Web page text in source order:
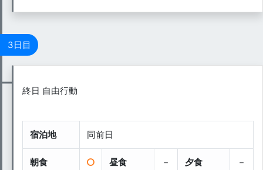
3日目
終日 自由行動
宿泊地 同前日
朝食 昼食 － 夕食 －